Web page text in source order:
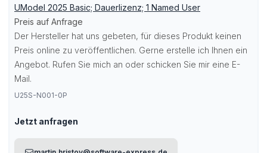
UModel 2025 Basic; Dauerlizenz; 1 Named User
Preis auf Anfrage
Der Hersteller hat uns gebeten, für dieses Produkt keinen
Preis online zu veröffentlichen. Gerne erstelle ich Ihnen ein
Angebot. Rufen Sie mich an oder schicken Sie mir eine E-
Mail.
U25S-N001-0P
Jetzt anfragen